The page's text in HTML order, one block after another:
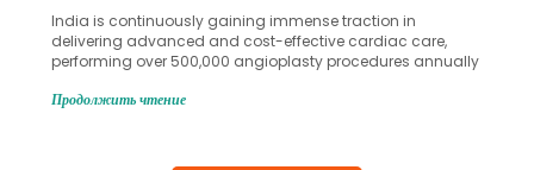
India is continuously gaining immense traction in
delivering advanced and cost-effective cardiac care,
performing over 500,000 angioplasty procedures annually
globe are searching for treatments like angioplasty and
Studies, such as one published
Продолжить чтение